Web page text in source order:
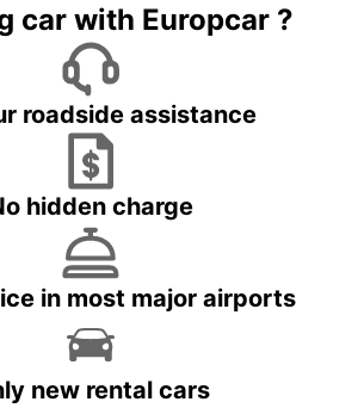
car with Europcar ?
roadside assistance
hidden charge
in most major airports
new rental cars